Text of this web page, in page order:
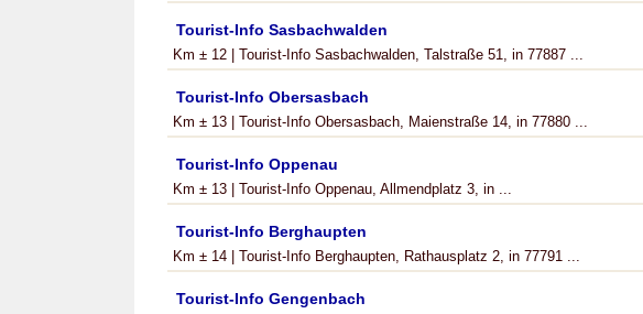
Tourist-Info Sasbachwalden
Km ± 12 | Tourist-Info Sasbachwalden, Talstraße 51, in 77887 ...
Tourist-Info Obersasbach
Km ± 13 | Tourist-Info Obersasbach, Maienstraße 14, in 77880 ...
Tourist-Info Oppenau
Km ± 13 | Tourist-Info Oppenau, Allmendplatz 3, in ...
Tourist-Info Berghaupten
Km ± 14 | Tourist-Info Berghaupten, Rathausplatz 2, in 77791 ...
Tourist-Info Gengenbach